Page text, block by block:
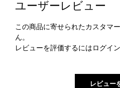
ユーザーレビュー
この商品に寄せられたカスタマ
ん。
レビューを評価するには ログイン